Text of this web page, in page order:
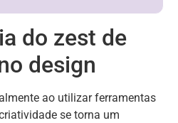
do zest de
design
ao utilizar ferramentas
se torna um